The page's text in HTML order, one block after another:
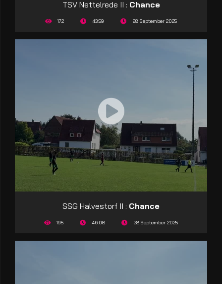
TSV Nettelrede II : Chance
172 43:59 28 September 2025
SSG Halvestorf II : Chance
195 46:08 28 September 2025